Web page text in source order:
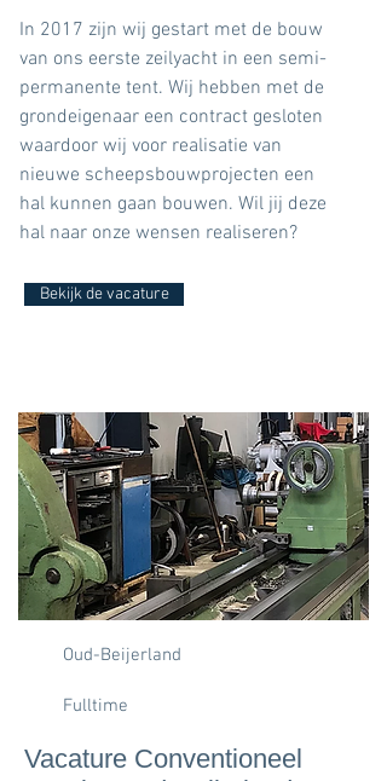
In 2017 zijn wij gestart met de bouw
van ons eerste zeilyacht in een semi-
permanente tent. Wij hebben met de
grondeigenaar een contract gesloten
waardoor wij voor realisatie van
nieuwe scheepsbouwprojecten een
hal kunnen gaan bouwen. Wil jij deze
hal naar onze wensen realiseren?
Bekijk de vacature
Oud-Beijerland
Vacature Conventioneel
Fulltime